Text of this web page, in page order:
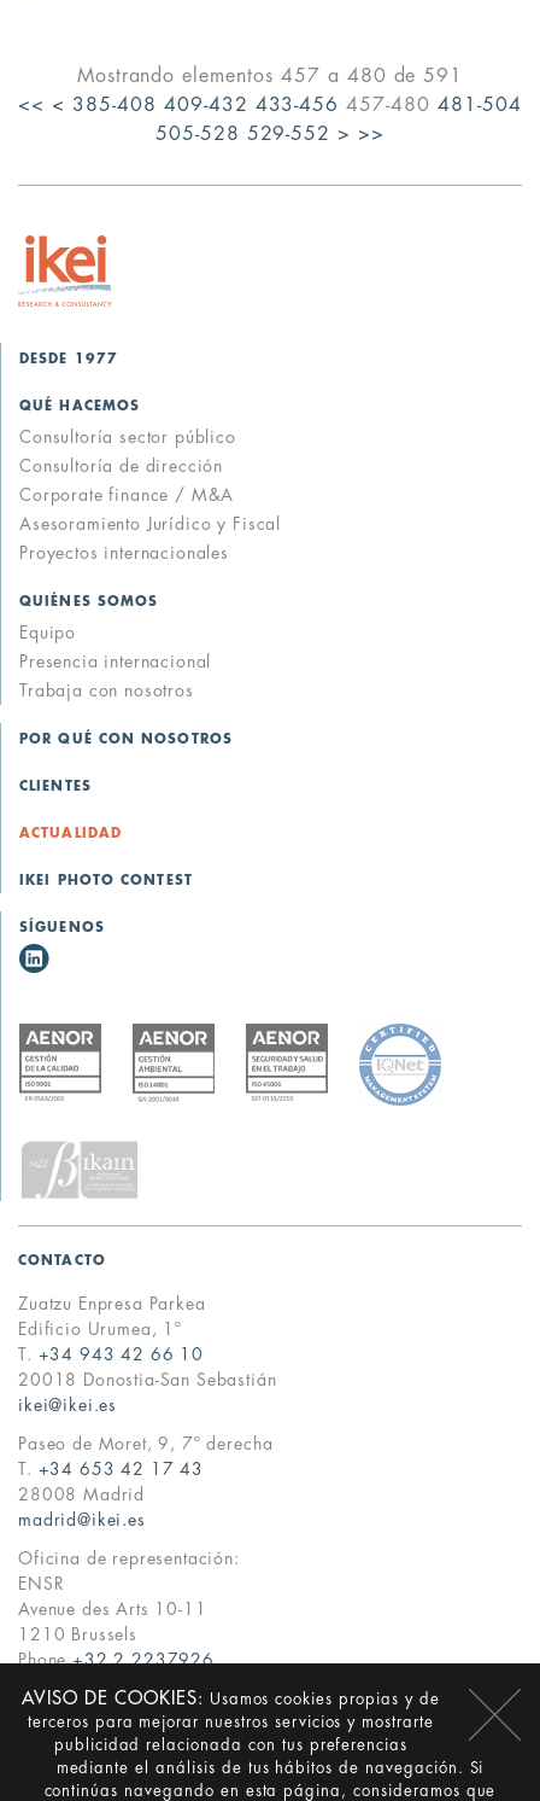
AVISO DE COOKIES:
Usamos cookies propias y de
terceros para mejorar nuestros servicios y mostrarte
publicidad relacionada con tus preferencias
mediante el análisis de tus hábitos de navegación. Si
continúas navegando en esta página, consideramos que
Mostrando elementos 457 a 480 de 591
<< < 385-408 409-432 433-456 457-480 481-504
505-528 529-552 > >>
DESDE 1977
QUÉ HACEMOS
Consultoría sector público
Consultoría de dirección
Corporate finance / M&A
Asesoramiento Jurídico y Fiscal
Proyectos internacionales
QUIÉNES SOMOS
Equipo
Presencia internacional
Trabaja con nosotros
POR QUÉ CON NOSOTROS
CLIENTES
ACTUALIDAD
IKEI PHOTO CONTEST
SÍGUENOS
CONTACTO
Zuatzu Enpresa Parkea
Edificio Urumea, 1º
T.
+34 943 42 66 10
20018 Donostia-San Sebastián
ikei@ikei.es
Paseo de Moret, 9, 7º derecha
T.
+34 653 42 17 43
28008 Madrid
madrid@ikei.es
Oficina de representación:
ENSR
Avenue des Arts 10-11
1210 Brussels
Phone +32 2 2237926
EN · EU
© Ikei 2026 ·Aviso Legal·Política de privacidad·Cookies